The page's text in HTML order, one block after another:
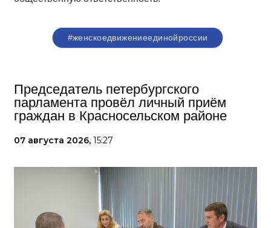
#женскоедвижениеединойроссии
Председатель петербургского
парламента провёл личный приём
граждан в Красносельском районе
07 августа 2026, 15:27